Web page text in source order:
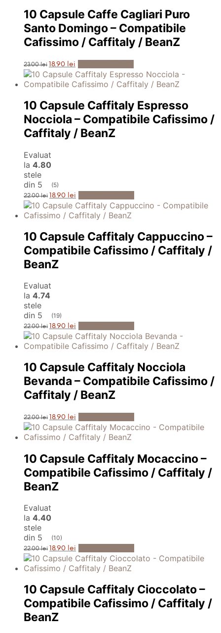
10 Capsule Caffe Cagliari Puro
Santo Domingo – Compatibile
Cafissimo / Caffitaly / BeanZ
23.00lei Prețul
inițial
a
fost:
18.90 lei Prețul
curent
este:
18.90 lei.
10 Capsule Caffitaly Espresso
Nocciola – Compatibile Cafissimo /
Caffitaly / BeanZ
Evaluat
la 4.80
stele
din 5
(5)
22.00lei Prețul
inițial
a
fost:
18.90 lei Prețul
curent
este:
18.90 lei.
10 Capsule Caffitaly Cappuccino –
Compatibile Cafissimo / Caffitaly /
BeanZ
Evaluat
la 4.74
stele
din 5
(19)
22.00lei Prețul
inițial
a
fost:
18.90 lei Prețul
curent
este:
18.90 lei.
10 Capsule Caffitaly Nocciola
Bevanda – Compatibile Cafissimo /
Caffitaly / BeanZ
22.00lei Prețul
inițial
a
fost:
18.90 lei Prețul
curent
este:
18.90 lei.
10 Capsule Caffitaly Mocaccino –
Compatibile Cafissimo / Caffitaly /
BeanZ
Evaluat
la 4.40
stele
din 5
(10)
22.00lei Prețul
inițial
a
fost:
18.90 lei Prețul
curent
este:
18.90 lei.
10 Capsule Caffitaly Cioccolato –
Compatibile Cafissimo / Caffitaly /
BeanZ